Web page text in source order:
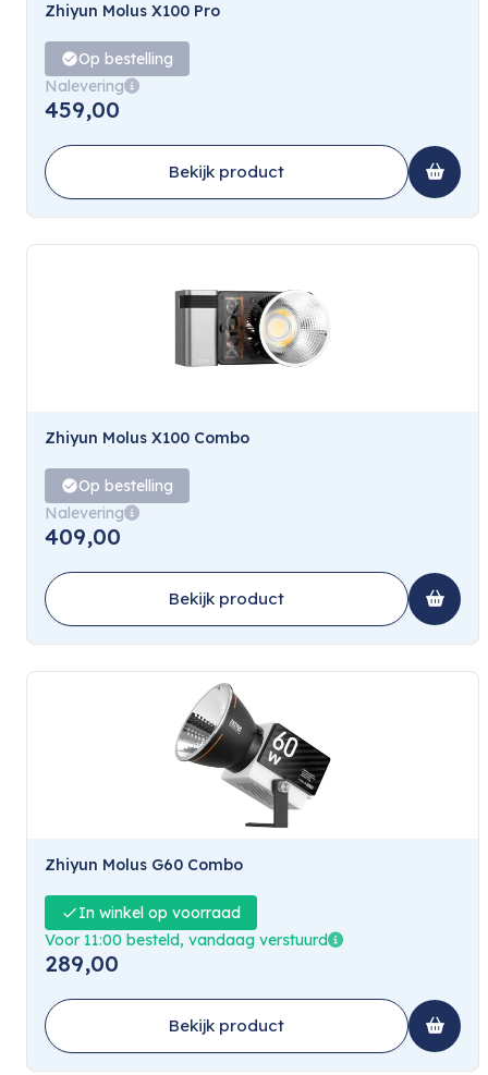
Zhiyun Molus X100 Pro
Op bestelling
Nalevering
459,00
Bekijk product
Zhiyun Molus X100 Combo
Op bestelling
Nalevering
409,00
Bekijk product
Zhiyun Molus G60 Combo
In winkel op voorraad
Voor 11:00 besteld, vandaag verstuurd
289,00
Bekijk product